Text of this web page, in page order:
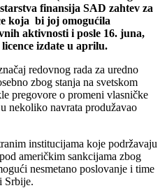
finansija SAD zahtev za
koja bi joj omogućila
aktivnosti i posle 16. juna,
izdate u aprilu.
redovnog rada za uredno
zbog stanja na svetskom
pregovore o promeni vlasničke
nekoliko navrata produžavao
institucijama koje podržavaju
američkim sankcijama zbog
nesmetano poslovanje i time
Srbije.